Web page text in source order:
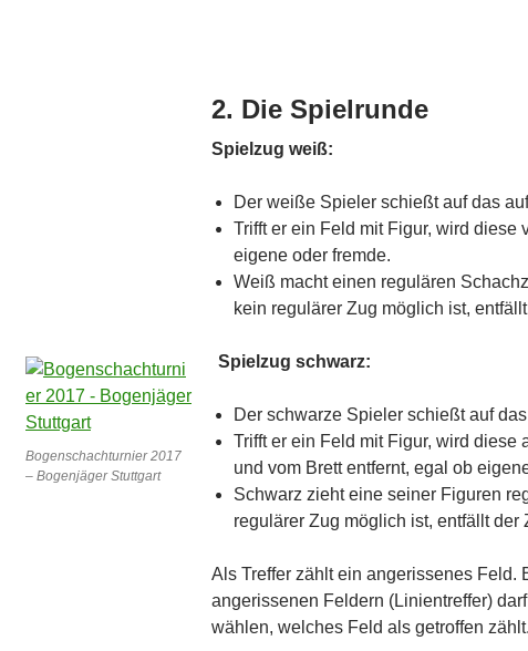
2. Die Spielrunde
Spielzug weiß:
Der weiße Spieler schießt auf das
Trifft er ein Feld mit Figur, wird diese
eigene oder fremde.
Weiß macht einen regulären
kein regulärer Zug möglich ist,
Bogenschachturnier 2017
– Bogenjäger Stuttgart
Spielzug schwarz:
Der schwarze Spieler schießt auf
Trifft er ein Feld mit Figur, wird diese
und vom Brett entfernt, egal ob
Schwarz zieht eine seiner Figuren
regulärer Zug möglich ist, entfällt der
Als Treffer zählt ein angerissenes Feld.
angerissenen Feldern (Linientreffer)
wählen, welches Feld als getroffen zählt.